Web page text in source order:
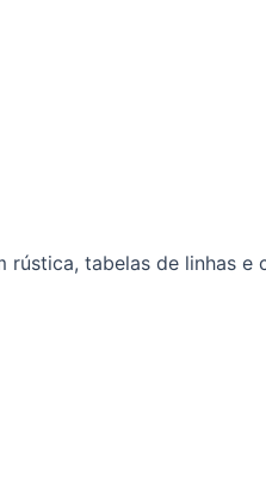
tabelas de linhas e